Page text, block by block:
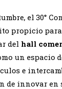
el 30°
propicio
del hall
un espacio
e
de innovar en